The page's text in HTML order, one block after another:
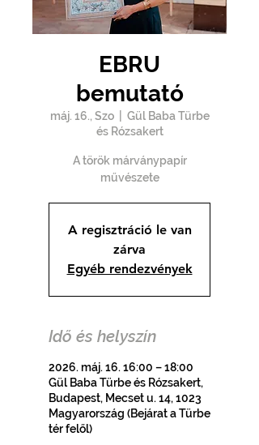
EBRU
bemutató
máj. 16., Szo
  |
Gül Baba Türbe
és Rózsakert
A török márványpapír
művészete
A regisztráció le van
zárva
Egyéb rendezvények
Idő és helyszín
2026. máj. 16. 16:00 – 18:00
Gül Baba Türbe és Rózsakert,
Budapest, Mecset u. 14, 1023
Magyarország (Bejárat a Türbe
tér felől)